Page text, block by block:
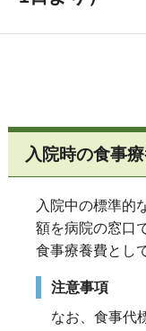
入院時の食事
入院中の標準的
額を病院の窓口
食事療養費とし
注意事項
なお、食事代